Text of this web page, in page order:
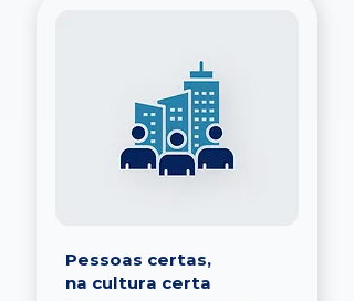
Pessoas certas,
na cultura certa